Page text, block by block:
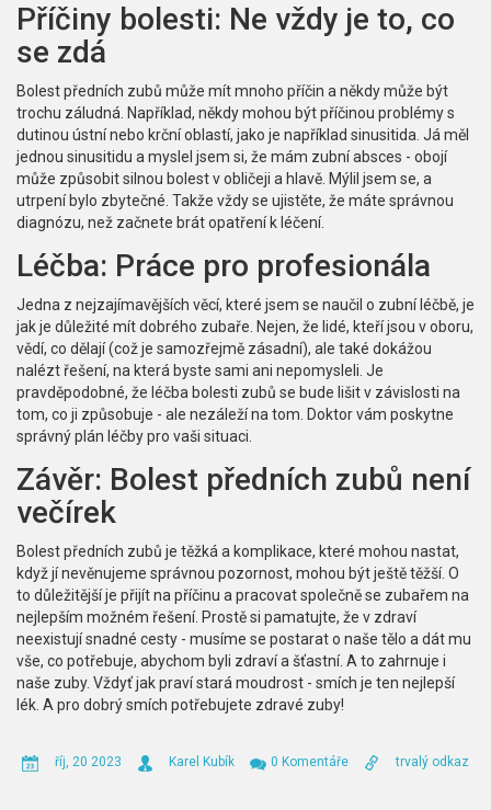
Příčiny bolesti: Ne vždy je to, co
se zdá
Bolest předních zubů může mít mnoho příčin a někdy může být
trochu záludná. Například, někdy mohou být příčinou problémy s
dutinou ústní nebo krční oblastí, jako je například sinusitida. Já měl
jednou sinusitidu a myslel jsem si, že mám zubní absces - obojí
může způsobit silnou bolest v obličeji a hlavě. Mýlil jsem se, a
utrpení bylo zbytečné. Takže vždy se ujistěte, že máte správnou
diagnózu, než začnete brát opatření k léčení.
Léčba: Práce pro profesionála
Jedna z nejzajímavějších věcí, které jsem se naučil o zubní léčbě, je
jak je důležité mít dobrého zubaře. Nejen, že lidé, kteří jsou v oboru,
vědí, co dělají (což je samozřejmě zásadní), ale také dokážou
nalézt řešení, na která byste sami ani nepomysleli. Je
pravděpodobné, že léčba bolesti zubů se bude lišit v závislosti na
tom, co ji způsobuje - ale nezáleží na tom. Doktor vám poskytne
správný plán léčby pro vaši situaci.
Závěr: Bolest předních zubů není
večírek
Bolest předních zubů je těžká a komplikace, které mohou nastat,
když jí nevěnujeme správnou pozornost, mohou být ještě těžší. O
to důležitější je přijít na příčinu a pracovat společně se zubařem na
nejlepším možném řešení. Prostě si pamatujte, že v zdraví
neexistují snadné cesty - musíme se postarat o naše tělo a dát mu
vše, co potřebuje, abychom byli zdraví a šťastní. A to zahrnuje i
naše zuby. Vždyť jak praví stará moudrost - smích je ten nejlepší
lék. A pro dobrý smích potřebujete zdravé zuby!
říj, 20 2023 Karel Kubík 0 Komentáře trvalý odkaz